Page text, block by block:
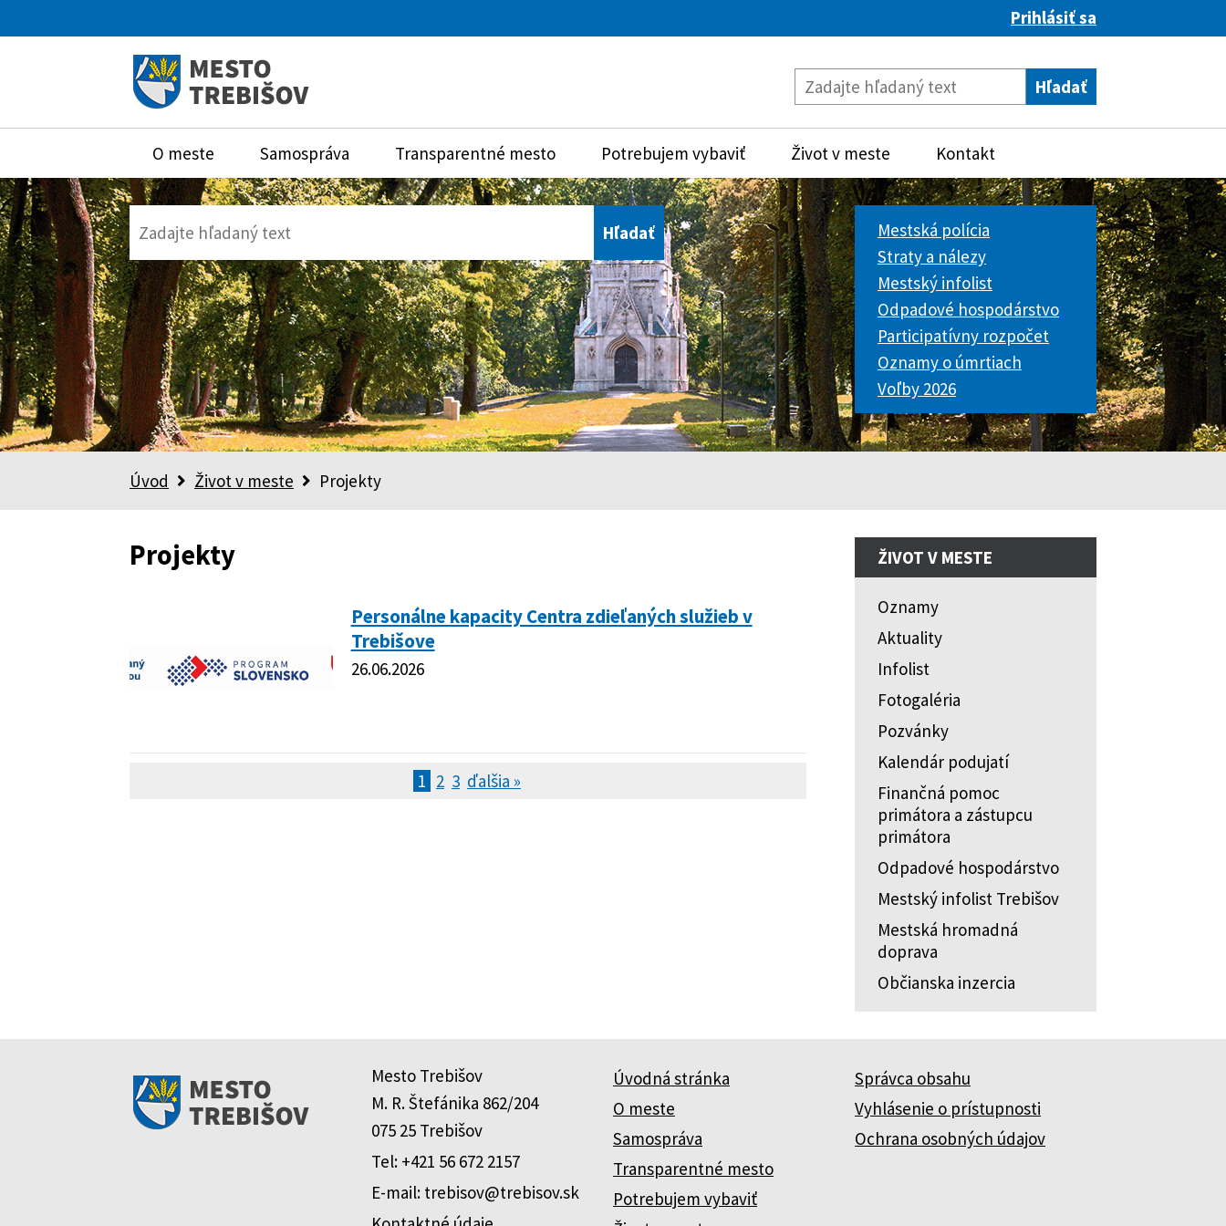
Prihlásiť sa
O meste Samospráva Transparentné mesto Potrebujem vybaviť Život v meste Kontakt
Mestská polícia
Straty a nálezy
Mestský infolist
Odpadové hospodárstvo
Participatívny rozpočet
Oznamy o úmrtiach
Voľby 2026
Úvod Život v meste Projekty
ŽIVOT V MESTE
Oznamy
Aktuality
Infolist
Fotogaléria
Pozvánky
Kalendár podujatí
Finančná pomoc
primátora a zástupcu
primátora
Odpadové hospodárstvo
Mestský infolist Trebišov
Mestská hromadná
doprava
Občianska inzercia
Projekty
Personálne kapacity Centra zdieľaných služieb v
Trebišove
26.06.2026
1 2 3 ďalšia »
Mesto Trebišov
M. R. Štefánika 862/204
075 25 Trebišov
Tel: +421 56 672 2157
E-mail: trebisov@trebisov.sk
Úvodná stránka
O meste
Samospráva
Transparentné mesto
Potrebujem vybaviť
Správca obsahu
Vyhlásenie o prístupnosti
Ochrana osobných údajov